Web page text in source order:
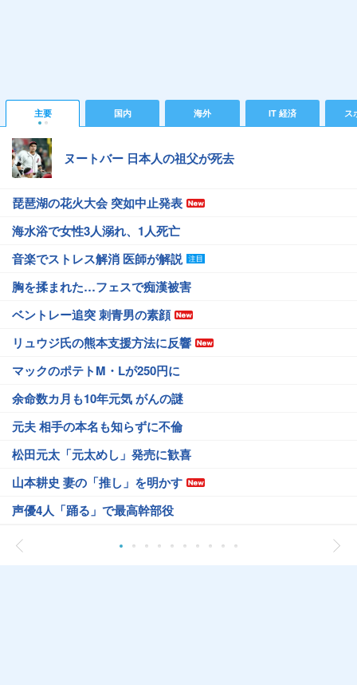
主要 国内 海外 IT 経済 ス
ヌートバー 日本人の祖父が死去
琵琶湖の花火大会 突如中止発表
海水浴で女性3人溺れ、1人死亡
音楽でストレス解消 医師が解説
胸を揉まれた…フェスで痴漢被害
ベントレー追突 刺青男の素顔
リュウジ氏の熊本支援方法に反響
マックのポテトM・Lが250円に
余命数カ月も10年元気 がんの謎
元夫 相手の本名も知らずに不倫
松田元太「元太めし」発売に歓喜
山本耕史 妻の「推し」を明かす
声優4人「踊る」で最高幹部役